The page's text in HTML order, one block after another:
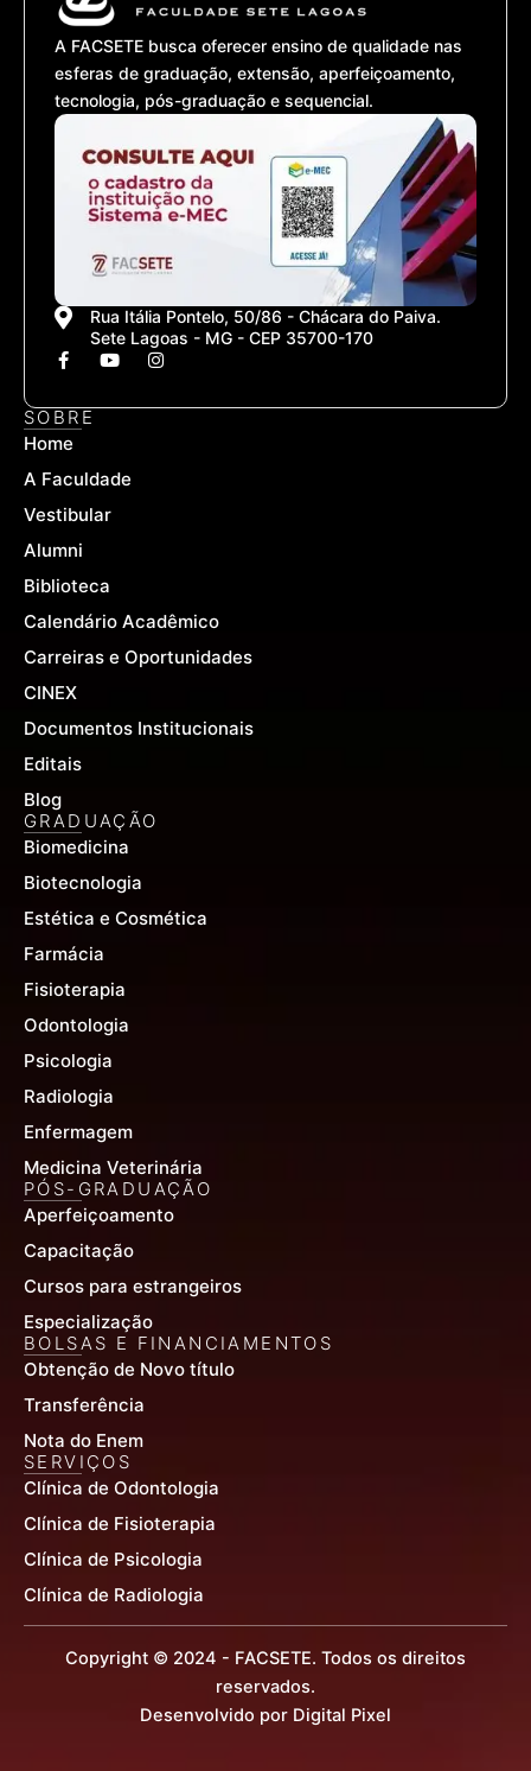
A FACSETE busca oferecer ensino de qualidade nas
esferas de graduação, extensão, aperfeiçoamento,
tecnologia, pós-graduação e sequencial.
Rua Itália Pontelo, 50/86 - Chácara do Paiva.
Sete Lagoas - MG - CEP 35700-170
F
a
e
b
o
k
f
Y
t
I
n
t
SOBRE
Home
A Faculdade
Vestibular
Alumni
Biblioteca
Calendário Acadêmico
Carreiras e Oportunidades
CINEX
Documentos Institucionais
Editais
Blog
GRADUAÇÃO
Biomedicina
Biotecnologia
Estética e Cosmética
Farmácia
Fisioterapia
Odontologia
Psicologia
Radiologia
Enfermagem
Medicina Veterinária
PÓS-GRADUAÇÃO
Aperfeiçoamento
Capacitação
Cursos para estrangeiros
Especialização
BOLSAS E FINANCIAMENTOS
Obtenção de Novo título
Transferência
Nota do Enem
SERVIÇOS
Clínica de Odontologia
Clínica de Fisioterapia
Clínica de Psicologia
Clínica de Radiologia
Copyright © 2024 - FACSETE. Todos os direitos
reservados.
Desenvolvido por Digital Pixel